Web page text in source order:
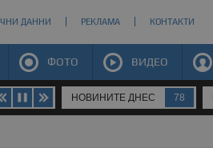
ДАННИ РЕКЛАМА КОНТАКТИ
ФОТО ВИДЕО
НОВИНИТЕ ДНЕС 78